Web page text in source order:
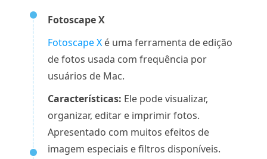
Fotoscape X
Fotoscape X é uma ferramenta de edição
de fotos usada com frequência por
usuários de Mac.
Características: Ele pode visualizar,
organizar, editar e imprimir fotos.
Apresentado com muitos efeitos de
imagem especiais e filtros disponíveis.